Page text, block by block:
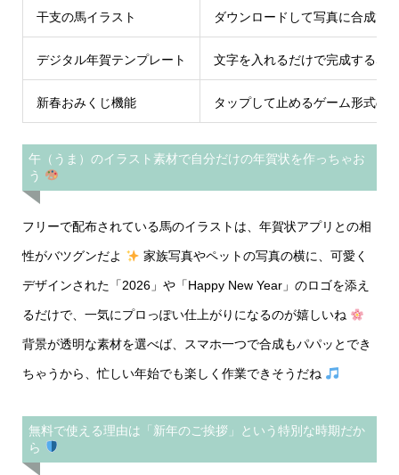
干支の馬イラスト ダウンロードして写真に合成で
デジタル年賀テンプレート 文字を入れるだけで完成する
新春おみくじ機能 タップして止めるゲーム形式の
午（うま）のイラスト素材で自分だけの年賀状を作っちゃお
う
フリーで配布されている馬のイラストは、年賀状アプリとの相
性がバツグンだよ 家族写真やペットの写真の横に、可愛く
デザインされた「2026」や「Happy New Year」のロゴを添え
るだけで、一気にプロっぽい仕上がりになるのが嬉しいね
背景が透明な素材を選べば、スマホ一つで合成もパパッとでき
ちゃうから、忙しい年始でも楽しく作業できそうだね
無料で使える理由は「新年のご挨拶」という特別な時期だか
ら